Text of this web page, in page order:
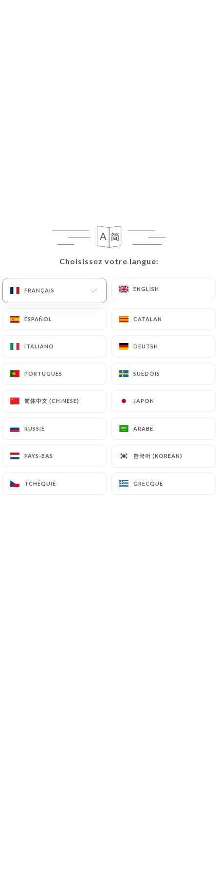
Choisissez votre langue:
FRANÇAIS ENGLISH
ESPAÑOL CATALAN
ITALIANO DEUTSH
PORTUGUÊS SUÉDOIS
简体中文 (CHINESE) JAPON
RUSSIE ARABE
PAYS-BAS 한국어 (KOREAN)
TCHÉQUIE GRECQUE
Choisissez votre langue:
FRANÇAIS ENGLISH
ESPAÑOL CATALAN
ITALIANO DEUTSH
PORTUGUÊS SUÉDOIS
简体中文 (CHINESE) JAPON
RUSSIE ARABE
PAYS-BAS 한국어 (KOREAN)
TCHÉQUIE GRECQUE